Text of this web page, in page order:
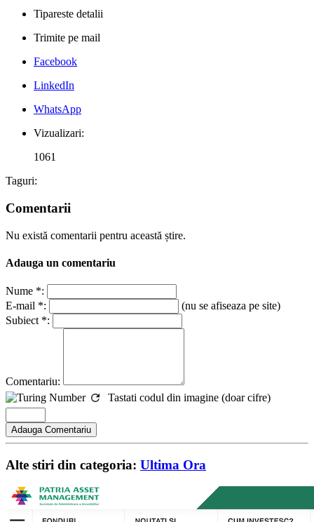
Tipareste detalii
Trimite pe mail
Facebook
LinkedIn
WhatsApp
Vizualizari:
1061
Taguri:
Comentarii
Nu există comentarii pentru această știre.
Adauga un comentariu
Nume *:
E-mail *:
(nu se afiseaza pe site)
Subiect *:
Comentariu:
Tastati codul din imagine (doar cifre)
Alte stiri din categoria: Ultima Ora